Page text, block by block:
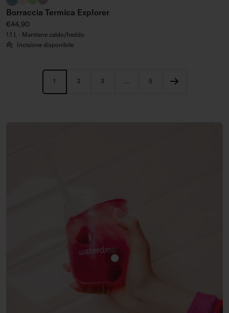
Borraccia Termica Explorer
Prezzo regolare
€44,90
1.1 L · Mantiene caldo/freddo
Incisione disponibile
1 2 3 5
Mostra prodotto LAMPONE